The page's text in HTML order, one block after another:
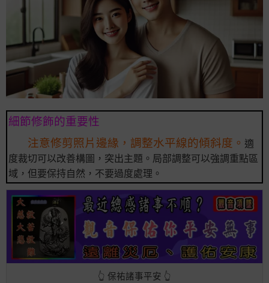
細節修飾的重要性
注意修剪照片邊緣，調整水平線的傾斜度。 適
度裁切可以改善構圖，突出主題。局部調整可以強調重點區
域，但要保持自然，不要過度處理。
👆 保祐諸事平安 👆